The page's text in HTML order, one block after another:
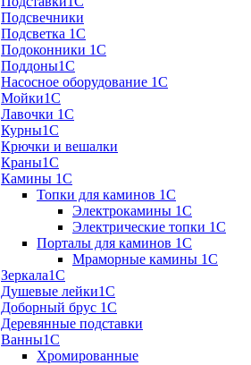
Подсвечники
Подсветка 1С
Подоконники 1С
Поддоны1С
Насосное оборудование 1С
Мойки1С
Лавочки 1С
Курны1С
Крючки и вешалки
Краны1С
Камины 1C
Топки для каминов 1C
Электрокамины 1С
Электрические топки 1C
Порталы для каминов 1С
Мраморные камины 1C
Зеркала1С
Душевые лейки1С
Доборный брус 1С
Деревянные подставки
Ванны1С
Хромированные